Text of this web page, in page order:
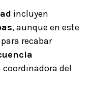
incluyen
, aunque en este
recabar
coordinadora del